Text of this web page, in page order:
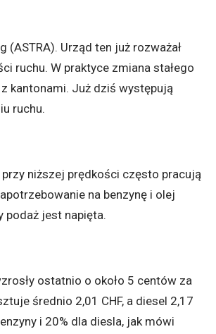
Urząd ten już rozważał
ruchu. W praktyce zmiana stałego
kantonami. Już dziś występują
ruchu.
niższej prędkości często pracują
na benzynę i olej
podaż jest napięta.
ostatnio o około 5 centów za
średnio 2,01 CHF, a diesel 2,17
i 20% dla diesla, jak mówi